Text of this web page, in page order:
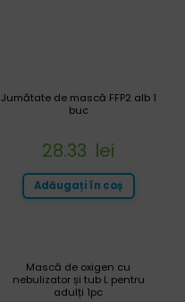
Jumătate de mască FFP2 alb 1
buc
28.33 lei
Adăugați în coș
Mască de oxigen cu
nebulizator și tub L pentru
adulți 1pc